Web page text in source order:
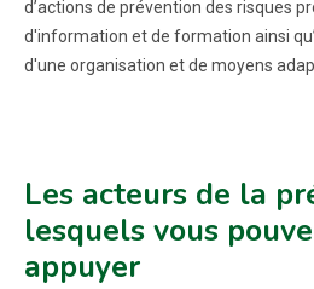
d’actions de prévention des risques
d'information et de formation ainsi
d'une organisation et de moyens
Les acteurs de la
lesquels vous
appuyer